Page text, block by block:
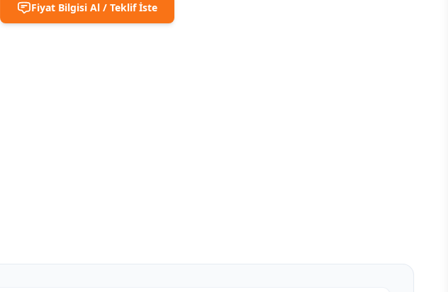
Fiyat Bilgisi Al / Teklif İste